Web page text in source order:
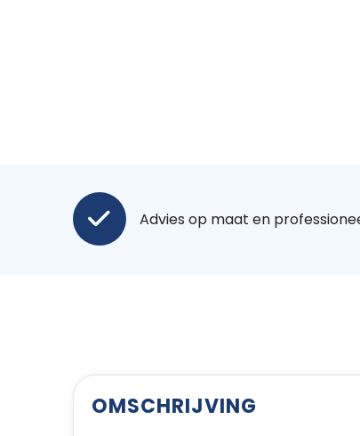
Advies op maat en
OMSCHRIJVING